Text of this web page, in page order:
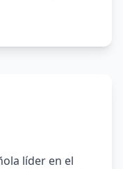
líder en el